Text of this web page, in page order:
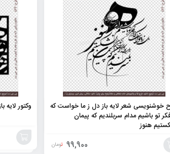
خوشنویسی شعر لایه باز دل ز ما خواست که
تو باشیم مدام سربلندیم که پیمان
هنوز
99,900 تومان
وکتور